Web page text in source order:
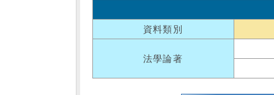
資料類別
法學論著